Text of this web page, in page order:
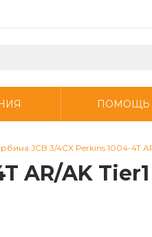
ПОМОЩЬ
JCB 3/4CX Perkins 1004-4T
AR/AK